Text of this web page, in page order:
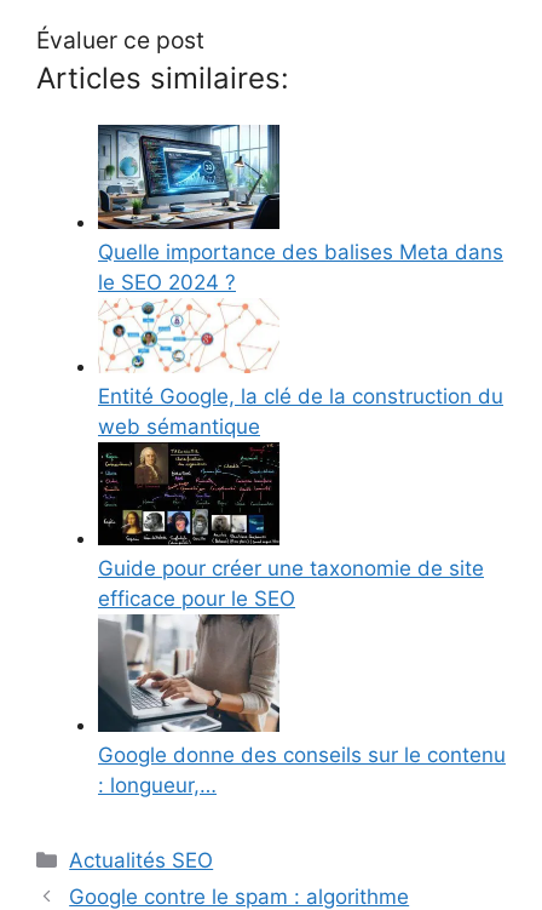
Évaluer ce post
Articles similaires:
Quelle importance des balises Meta dans
le SEO 2024 ?
Entité Google, la clé de la construction du
web sémantique
Guide pour créer une taxonomie de site
efficace pour le SEO
Google donne des conseils sur le contenu
: longueur,…
Catégories
Actualités SEO
Google contre le spam : algorithme